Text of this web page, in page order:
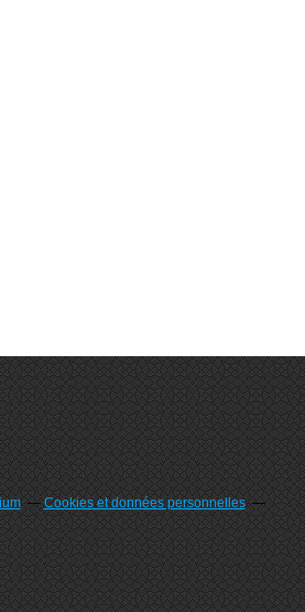
Cookies et données personnelles